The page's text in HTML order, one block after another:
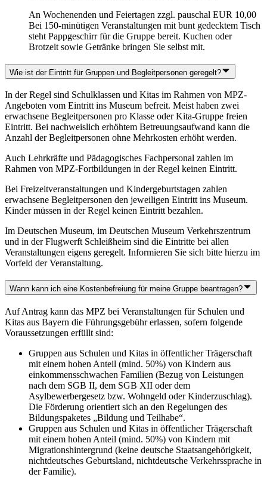
An Wochenenden und Feiertagen zzgl. pauschal EUR 10,00
Bei 150-minütigen Veranstaltungen mit bunt gedecktem Tisch
steht Pappgeschirr für die Gruppe bereit. Kuchen oder
Brotzeit sowie Getränke bringen Sie selbst mit.
Wie ist der Eintritt für Gruppen und Begleitpersonen geregelt?
In der Regel sind Schulklassen und Kitas im Rahmen von MPZ-
Angeboten vom Eintritt ins Museum befreit. Meist haben zwei
erwachsene Begleitpersonen pro Klasse oder Kita-Gruppe freien
Eintritt. Bei nachweislich erhöhtem Betreuungsaufwand kann die
Anzahl der Begleitpersonen ohne Mehrkosten erhöht werden.
Auch Lehrkräfte und Pädagogisches Fachpersonal zahlen im
Rahmen von MPZ-Fortbildungen in der Regel keinen Eintritt.
Bei Freizeitveranstaltungen und Kindergeburtstagen zahlen
erwachsene Begleitpersonen den jeweiligen Eintritt ins Museum.
Kinder müssen in der Regel keinen Eintritt bezahlen.
Im Deutschen Museum, im Deutschen Museum Verkehrszentrum
und in der Flugwerft Schleißheim sind die Eintritte bei allen
Veranstaltungen eigens geregelt. Informieren Sie sich bitte hierzu im
Vorfeld der Veranstaltung.
Wann kann ich eine Kostenbefreiung für meine Gruppe beantragen?
Auf Antrag kann das MPZ bei Veranstaltungen für Schulen und
Kitas aus Bayern die Führungsgebühr erlassen, sofern folgende
Voraussetzungen erfüllt sind:
Gruppen aus Schulen und Kitas in öffentlicher Trägerschaft
mit einem hohen Anteil (mind. 50%) von Kindern aus
einkommensschwachen Familien (Bezug von Leistungen
nach dem SGB II, dem SGB XII oder dem
Asylbewerbergesetz bzw. Wohngeld oder Kinderzuschlag).
Die Förderung orientiert sich an den Regelungen des
Bildungspaketes „Bildung und Teilhabe“.
Gruppen aus Schulen und Kitas in öffentlicher Trägerschaft
mit einem hohen Anteil (mind. 50%) von Kindern mit
Migrationshintergrund (keine deutsche Staatsangehörigkeit,
nichtdeutsches Geburtsland, nichtdeutsche Verkehrssprache in
der Familie).